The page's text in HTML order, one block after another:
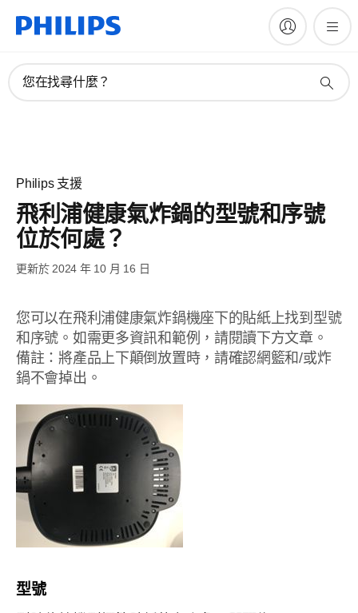
您在找尋什麼？
Philips 支援
飛利浦健康氣炸鍋的型號和序號
位於何處？
更新於 2024 年 10 月 16 日
您可以在飛利浦健康氣炸鍋機座下的貼紙上找到型號
和序號。如需更多資訊和範例，請閱讀下方文章。
備註：將產品上下顛倒放置時，請確認網籃和/或炸
鍋不會掉出。
型號